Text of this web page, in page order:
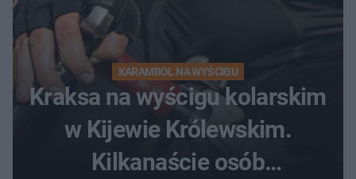
KARAMBOL NA WYŚCIGU
Kraksa na wyścigu kolarskim
w Kijewie Królewskim.
Kilkanaście osób